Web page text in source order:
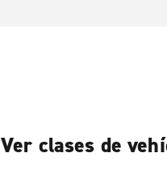
Ver clases de